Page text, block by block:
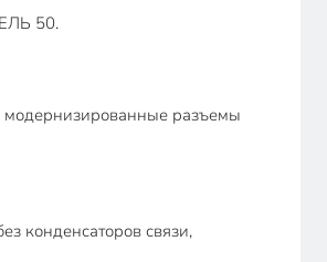
50.
модернизированные разъемы
конденсаторов связи,